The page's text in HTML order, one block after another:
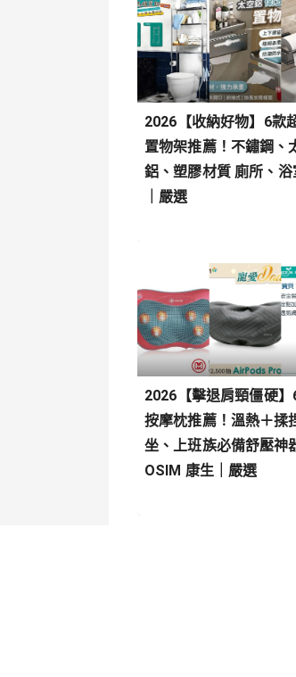
2026【收納好物】6款
置物架推薦！不鏽鋼、
鋁、塑膠材質 廁所、浴
｜嚴選
2026【擊退肩頸僵硬】
按摩枕推薦！溫熱＋揉
坐、上班族必備舒壓神
OSIM 康生｜嚴選